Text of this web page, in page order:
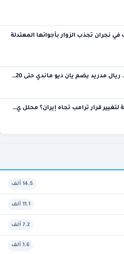
في نجران تجذب الزوار بأجوائها المعتدلة
مدريد يضم يان ديو ماندي حتى 20…
لتغيير قرار ترامب تجاه إيران؟ محلل ي…
14.5 ألف
11.1 ألف
7.2 ألف
1.6 ألف